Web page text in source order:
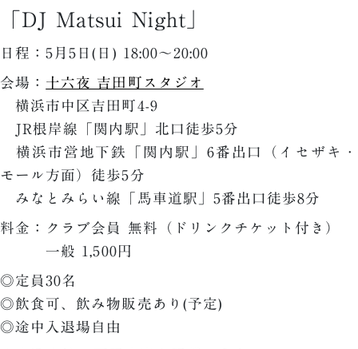
「DJ Matsui Night」
日程：5月5日(日) 18:00～20:00
会場： 十六夜 吉田町スタジオ
横浜市中区吉田町4-9
JR根岸線「関内駅」北口徒歩5分
横浜市営地下鉄「関内駅」6番出口（イセザキ・
モール方面）徒歩5分
みなとみらい線「馬車道駅」5番出口徒歩8分
料金：クラブ会員 無料（ドリンクチケット付き）
一般 1,500円
◎定員30名
◎飲食可、飲み物販売あり(予定)
◎途中入退場自由